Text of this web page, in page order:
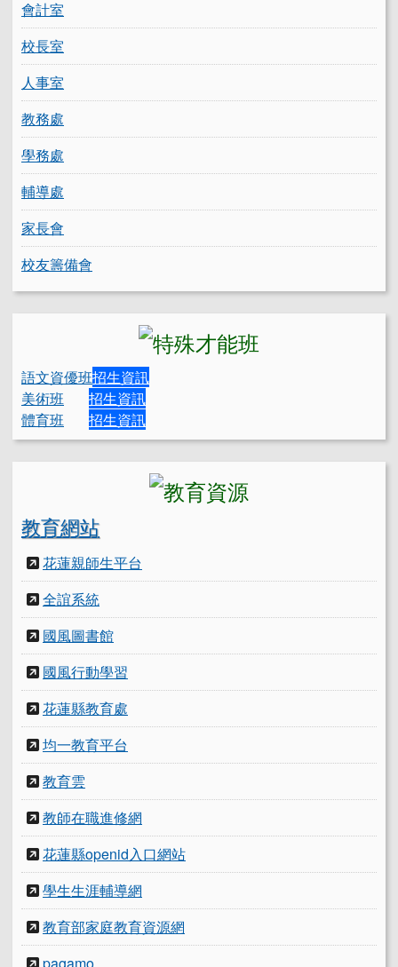
會計室
校長室
人事室
教務處
學務處
輔導處
家長會
校友籌備會
語文資優班招生資訊
美術班
招生資訊
體育班
招生資訊
教育網站
花蓮親師生平台
全誼系統
國風圖書館
國風行動學習
花蓮縣教育處
均一教育平台
教育雲
教師在職進修網
花蓮縣openid入口網站
學生生涯輔導網
教育部家庭教育資源網
pagamo